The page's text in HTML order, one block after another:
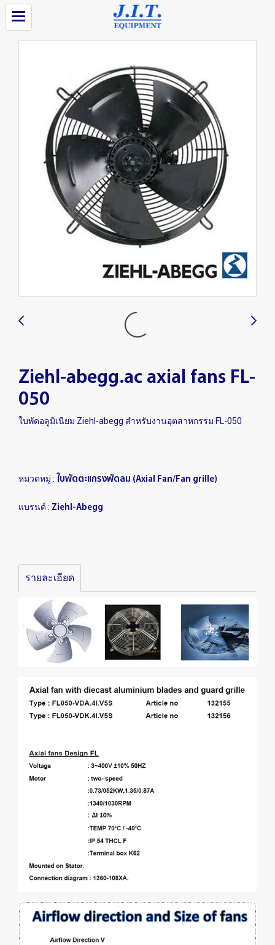
Ziehl-abegg.ac axial fans FL-
050
ใบพัดอลูมิเนียม Ziehl-abegg สำหรับงานอุตสาหกรรม FL-050
หมวดหมู่ : ใบพัดตะแกรงพัดลม (Axial Fan/Fan grille)
แบรนด์ : Ziehl-Abegg
รายละเอียด